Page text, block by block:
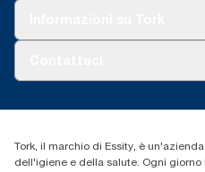
+39 0331 443896
Tork, il marchio di Essity, è
dell'igiene e della salute. Ogni